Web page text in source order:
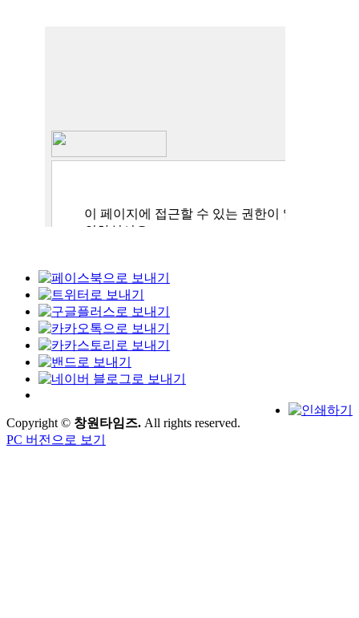
Copyright © 창원타임즈. All rights reserved.
PC 버전으로 보기